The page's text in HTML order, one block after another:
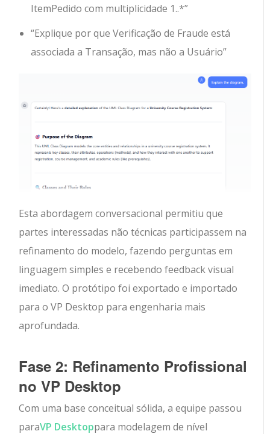
ItemPedido com multiplicidade 1..*”
“Explique por que Verificação de Fraude está
associada a Transação, mas não a Usuário”
Esta abordagem conversacional permitiu que
partes interessadas não técnicas participassem na
refinamento do modelo, fazendo perguntas em
linguagem simples e recebendo feedback visual
imediato. O protótipo foi exportado e importado
para o VP Desktop para engenharia mais
aprofundada.
Fase 2: Refinamento Profissional
no VP Desktop
Com uma base conceitual sólida, a equipe passou
paraVP Desktoppara modelagem de nível